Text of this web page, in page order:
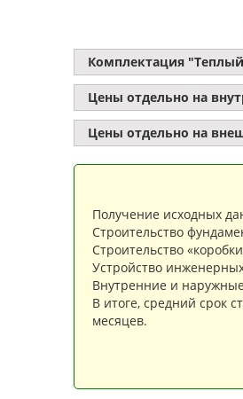
Комплектация
Цены отдельно на
Цены отдельно на
Получение исходных
Строительство
Строительство
Устройство
Внутренние и
В итоге, средний срок
месяцев.